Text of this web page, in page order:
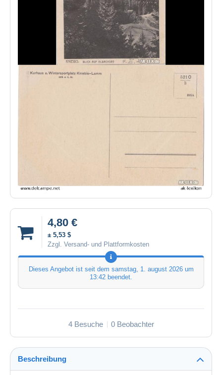
4,80 €
± 5,53 $
Zzgl. Versand- und Plattformkosten
Dieses Angebot ist seit dem samstag, 1. august 2026 um
13:42 beendet.
4 Besuche 0 Beobachter
Beschreibung